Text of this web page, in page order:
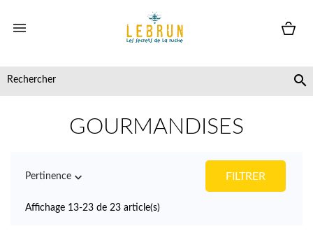


GOURMANDISES
Pertinence  FILTRER
Affichage 13-23 de 23 article(s)